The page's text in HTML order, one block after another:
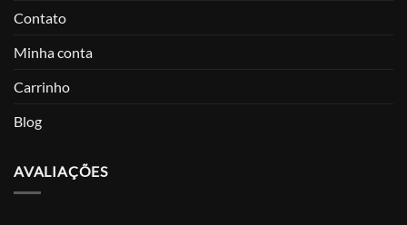
Contato
Minha conta
Carrinho
Blog
AVALIAÇÕES